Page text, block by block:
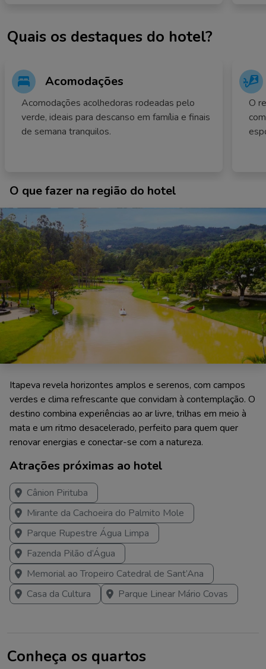
Quais os destaques do hotel?
Acomodações
Acomodações acolhedoras rodeadas pelo
verde, ideais para descanso em família e finais
de semana tranquilos.
O
O que fazer na região do hotel
Itapeva revela horizontes amplos e serenos, com campos
verdes e clima refrescante que convidam à contemplação. O
destino combina experiências ao ar livre, trilhas em meio à
mata e um ritmo desacelerado, perfeito para quem quer
renovar energias e conectar-se com a natureza.
Atrações próximas ao hotel
Cânion Pirituba
Mirante da Cachoeira do Palmito Mole
Parque Rupestre Água Limpa
Fazenda Pilão d’Água
Memorial ao Tropeiro Catedral de Sant’Ana
Casa da Cultura
Parque Linear Mário Covas
Conheça os quartos